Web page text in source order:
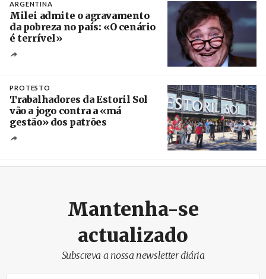
ARGENTINA
Milei admite o agravamento
da pobreza no país: «O cenário
é terrível»
PROTESTO
Trabalhadores da Estoril Sol
vão a jogo contra a «má
gestão» dos patrões
Mantenha-se
actualizado
Subscreva a nossa newsletter diária